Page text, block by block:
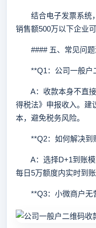
结合电子发票系统，
销售额500万以下企业
#### 五、常见问题
**Q1：公司一般户
A：收款本身不直接
得税法》申报收入。建
本，避免税务风险。
**Q2：如何解决到
A：选择D+1到账模
每日5万额度内实时到
**Q3：小微商户无